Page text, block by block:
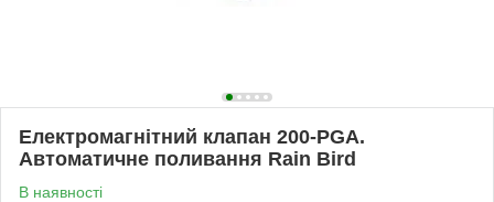
Електромагнітний клапан 200-PGA.
Автоматичне поливання Rain Bird
В наявності